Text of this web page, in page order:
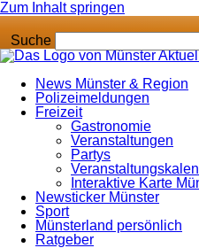
Zum Inhalt springen
Suche
News Münster & Region
Polizeimeldungen
Freizeit
Gastronomie
Veranstaltungen
Partys
Interaktive Karte
Newsticker Münster
Sport
Münsterland persönlich
Ratgeber